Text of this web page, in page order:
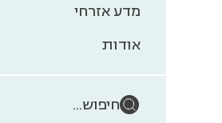
מדע אזרחי
אודות
חיפוש...